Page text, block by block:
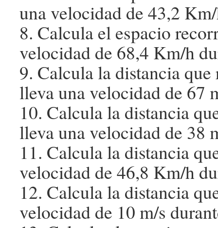
una velocidad de 43,2
8. Calcula el espacio
velocidad de 68,4 Km/h
9. Calcula la distancia
lleva una velocidad de 67
10. Calcula la distancia
lleva una velocidad de 38
11. Calcula la distancia
velocidad de 46,8 Km/h
12. Calcula la distancia
velocidad de 10 m/s